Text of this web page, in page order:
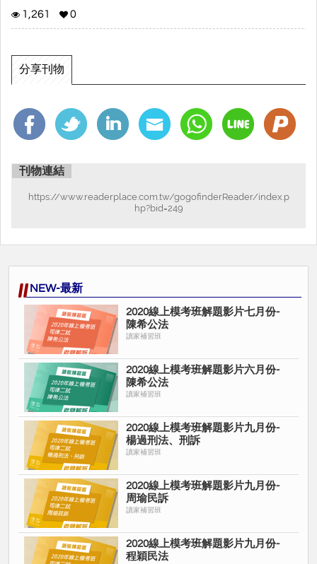
1,261 0
分享刊物
刊物連結
https://www.readerplace.com.tw/gogofinderReader/index.p
hp?bid=249
NEW-最新
2020線上模考班解題影片七月份-
陳希公法
讀家補習班
2020線上模考班解題影片六月份-
陳希公法
讀家補習班
2020線上模考班解題影片九月份-
楊過刑法、刑訴
讀家補習班
2020線上模考班解題影片九月份-
周瑜民訴
讀家補習班
2020線上模考班解題影片九月份-
程穎民法